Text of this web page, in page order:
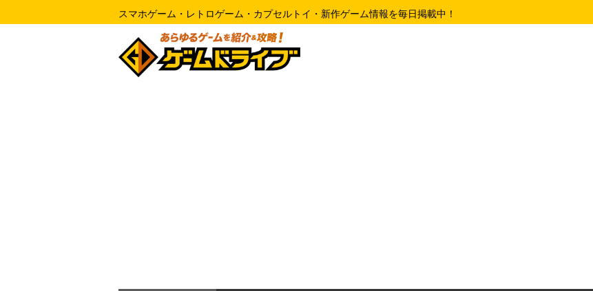
スマホゲーム・レトロゲーム・カプセルトイ・新作ゲーム情報を毎日掲載中！